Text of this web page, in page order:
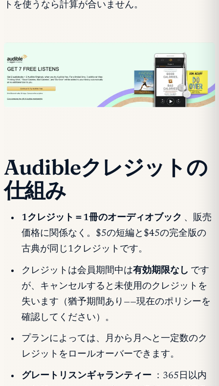
トを使うなら計算が合いません。
Audibleクレジットの
仕組み
1クレジット＝1冊のオーディオブック 、販売
価格に関係なく。$5の短編と$45の完全版の
古典が同じ1クレジットです。
クレジットは会員期間中は有効期限なし です
が、キャンセルすると未使用のクレジットを
失います（猶予期間あり——現在のポリシーを
確認してください）。
プランによっては、月から月へと一定数のク
レジットをロールオーバーできます。
グレートリスンギャランティー
：365日以内